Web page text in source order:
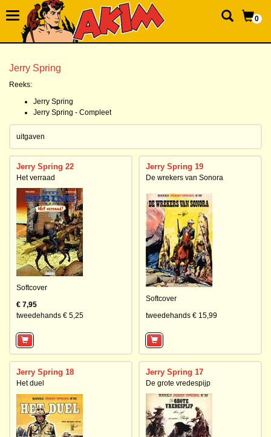
0
Jerry Spring
Reeks:
Jerry Spring
Jerry Spring - Compleet
uitgaven
Jerry Spring 22
Het verraad
Softcover
€ 7,95
tweedehands € 5,25
Jerry Spring 19
De wrekers van Sonora
Softcover
tweedehands € 15,99
Jerry Spring 18
Het duel
Jerry Spring 17
De grote vredespijp